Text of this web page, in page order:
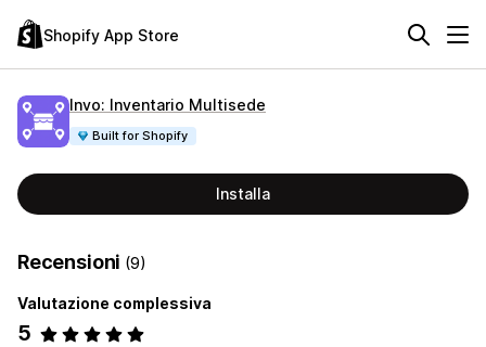
Shopify App Store
Invo: Inventario Multisede
Built for Shopify
Installa
Recensioni (9)
Valutazione complessiva
5